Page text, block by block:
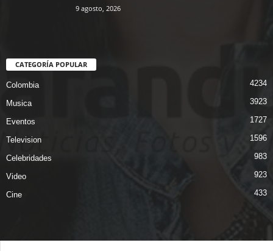
9 agosto, 2026
CATEGORÍA POPULAR
Colombia 4234
Musica 3923
Eventos 1727
Television 1596
Celebridades 983
Video 923
Cine 433